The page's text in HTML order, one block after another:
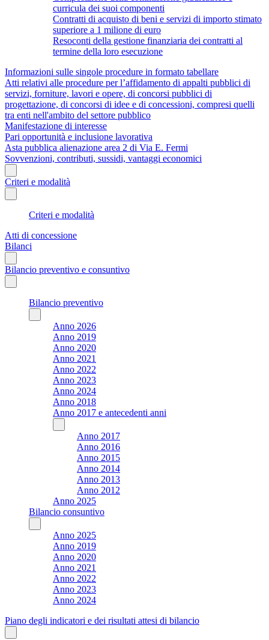
curricula dei suoi componenti
Contratti di acquisto di beni e servizi di importo stimato
superiore a 1 milione di euro
Resoconti della gestione finanziaria dei contratti al
termine della loro esecuzione
Informazioni sulle singole procedure in formato tabellare
Atti relativi alle procedure per l’affidamento di appalti pubblici di
servizi, forniture, lavori e opere, di concorsi pubblici di
progettazione, di concorsi di idee e di concessioni, compresi quelli
tra enti nell'ambito del settore pubblico
Manifestazione di interesse
Pari opportunità e inclusione lavorativa
Asta pubblica alienazione area 2 di Via E. Fermi
Sovvenzioni, contributi, sussidi, vantaggi economici
Criteri e modalità
Criteri e modalità
Atti di concessione
Bilanci
Bilancio preventivo e consuntivo
Bilancio preventivo
Anno 2026
Anno 2019
Anno 2020
Anno 2021
Anno 2022
Anno 2023
Anno 2024
Anno 2018
Anno 2017 e antecedenti anni
Anno 2017
Anno 2016
Anno 2015
Anno 2014
Anno 2013
Anno 2012
Anno 2025
Bilancio consuntivo
Anno 2025
Anno 2019
Anno 2020
Anno 2021
Anno 2022
Anno 2023
Anno 2024
Piano degli indicatori e dei risultati attesi di bilancio